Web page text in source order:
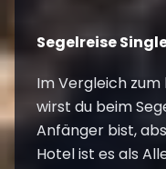
Segelreise
Im Vergleich
wirst du beim
Anfänger bist,
Hotel ist es als